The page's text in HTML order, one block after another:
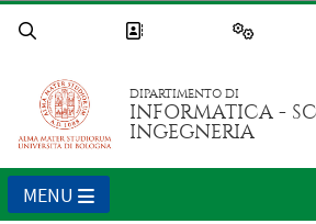
DIPARTIMENTO DI
INFORMATICA -
INGEGNERIA
MENU